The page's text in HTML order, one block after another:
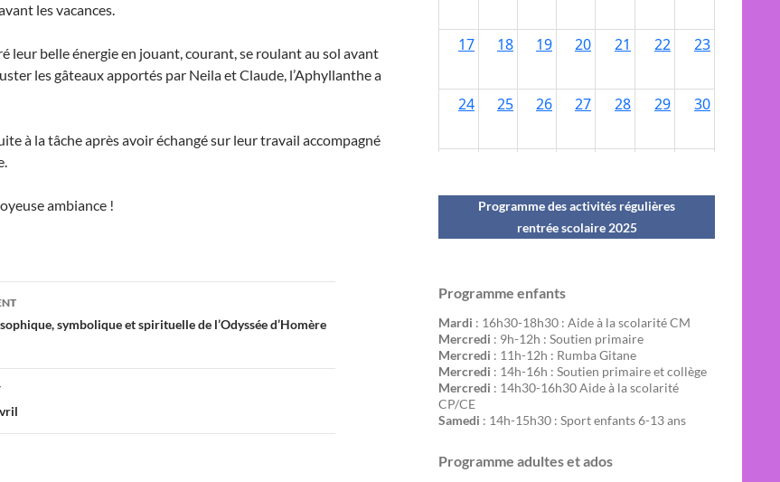
les vacances.
leur belle énergie en jouant, courant, se roulant au sol avant
les gâteaux apportés par Neila et Claude, l’Aphyllanthe a
à la tâche après avoir échangé sur leur travail accompagné
ambiance !
symbolique et spirituelle de l’Odyssée d’Homère
Programme des activités régulières
rentrée scolaire 2025
Programme enfants
Mardi : 16h30-18h30 : Aide à la scolarité CM
Mercredi : 9h-12h : Soutien primaire
Mercredi : 11h-12h : Rumba Gitane
Mercredi : 14h-16h : Soutien primaire et collège
Mercredi : 14h30-16h30 Aide à la scolarité
CP/CE
Samedi : 14h-15h30 : Sport enfants 6-13 ans
Programme adultes et ados